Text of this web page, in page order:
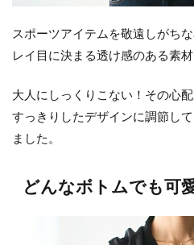
スポーツアイテムを敬遠しがち
レイ目に決まる透け感のある素材
大人にしっくりこない！その心
すっきりしたデザインに調節し
ました。
どんなボトムでも可